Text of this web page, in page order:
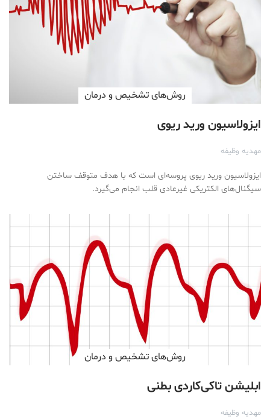
روش‌های تشخیص و درمان
ایزولاسیون ورید ریوی
مهدیه وظیفه
ایزولاسیون ورید ریوی پروسه‌ای است که با هدف متوقف ساختن
سیگنال‌های الکتریکی غیرعادی قلب انجام می‌گیرد.
روش‌های تشخیص و درمان
ابلیشن تاکی‌کاردی بطنی
مهدیه وظیفه